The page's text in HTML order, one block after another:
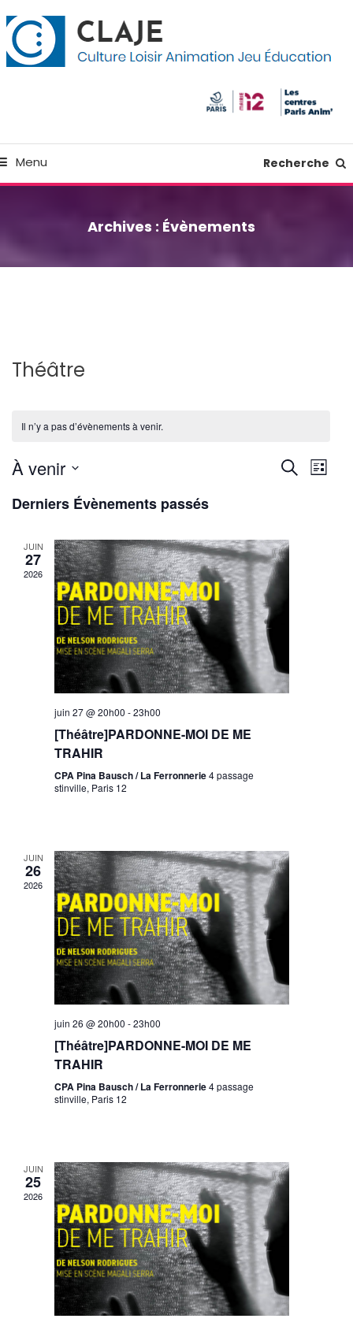
Menu Recherche
Archives : Évènements
Théâtre
Il n’y a pas d’évènements à venir.
de
vues
Recherche
Liste
À venir
une
Derniers Évènements passés
JUIN
27
2026
juin 27 @ 20h00 -23h00
[Théâtre]PARDONNE-MOI DE ME
TRAHIR
CPA Pina Bausch / La Ferronnerie4 passage
stinville, Paris 12
JUIN
26
2026
juin 26 @ 20h00 -23h00
[Théâtre]PARDONNE-MOI DE ME
TRAHIR
CPA Pina Bausch / La Ferronnerie4 passage
stinville, Paris 12
JUIN
25
2026